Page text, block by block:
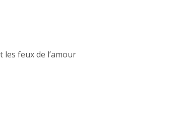
feux de l’amour